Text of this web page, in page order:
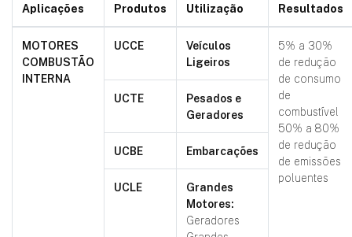
Aplicações Produtos Utilização Resultados
MOTORES
COMBUSTÃO
INTERNA
UCCE
Veículos
Ligeiros
5% a 30%
de redução
de consumo
de
combustível
50% a 80%
de redução
de emissões
poluentes
UCTE
Pesados e
Geradores
UCBE Embarcações
UCLE
Grandes
Motores:
Geradores